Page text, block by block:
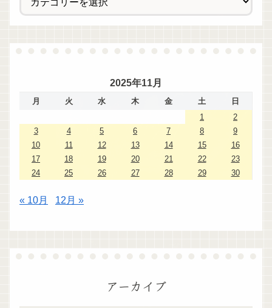
2025年11月
月 火 水 木 金 土
日
1
2
3
4 5 6 7 8
9
10
11 12 13 14 15
16
17
18 19 20 21 22
23
24
25 26 27 28 29 30
« 10月 12月 »
アーカイブ